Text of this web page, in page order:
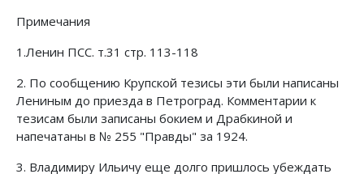
Примечания
1.Ленин ПСС. т.31 стр. 113-118
2. По сообщению Крупской тезисы эти были написаны
Лениным до приезда в Петроград. Комментарии к
тезисам были записаны бокием и Драбкиной и
напечатаны в № 255 "Правды" за 1924.
3. Владимиру Ильичу еще долго пришлось убеждать